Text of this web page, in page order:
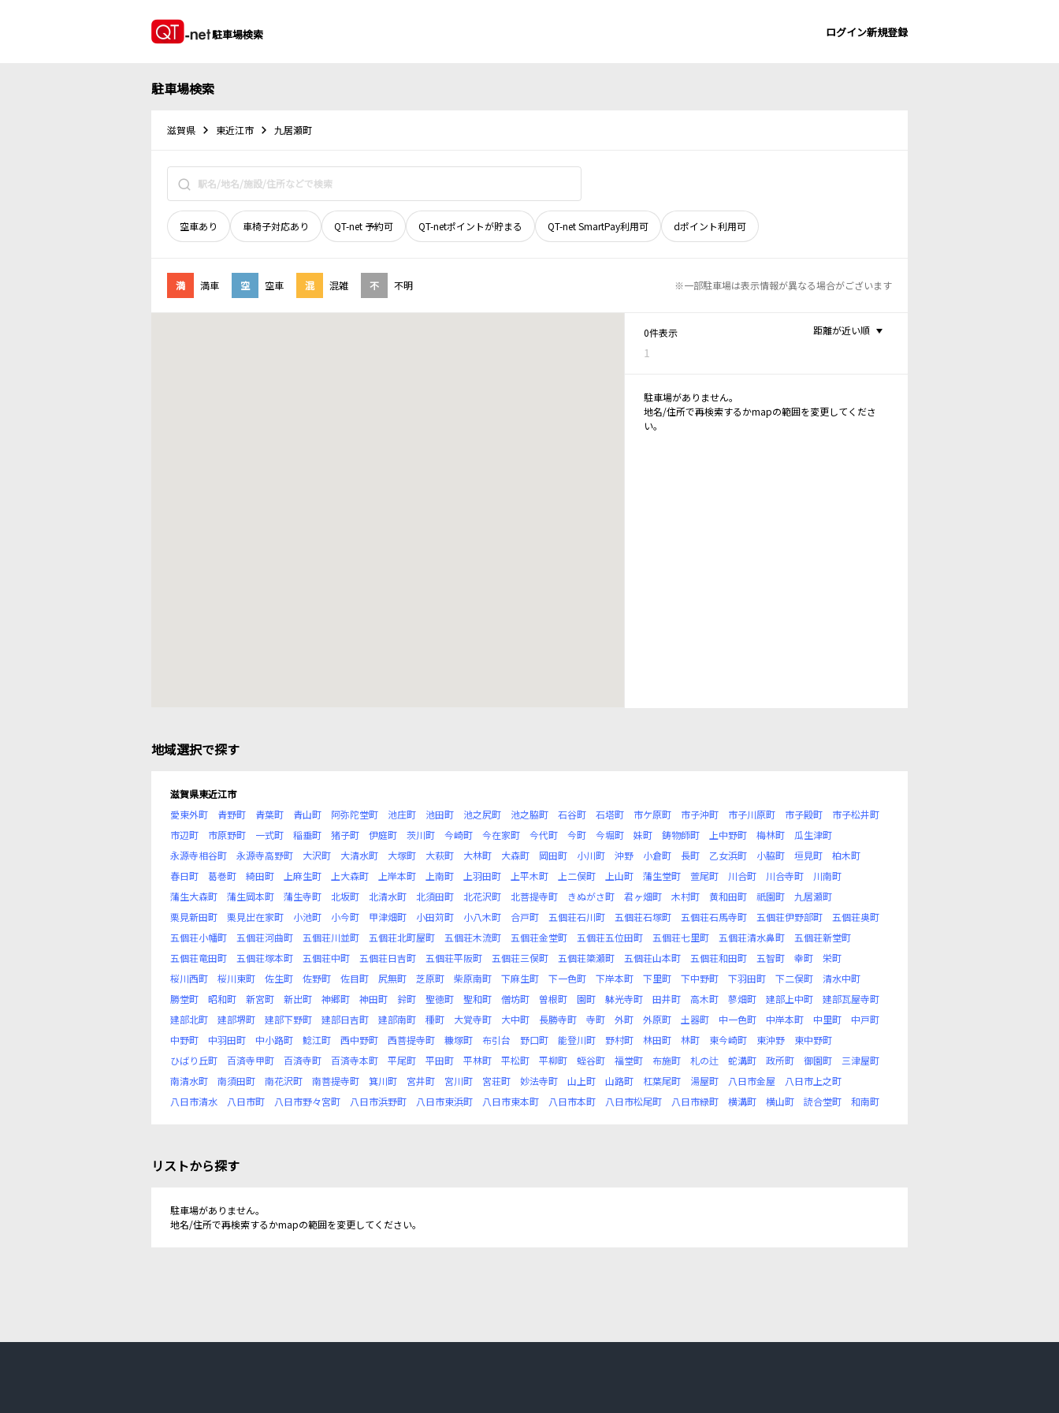
駐車場検索 ログイン新規登録
駐車場検索
滋賀県 東近江市 九居瀬町
空車あり 車椅子対応あり QT-net 予約可 QT-netポイントが貯まる QT-net SmartPay利用可 dポイント利用可
満 満車 空 空車 混 混雑 不 不明 ※一部駐車場は表示情報が異なる場合がございます
0件表示
1
距離が近い順
駐車場がありません。
地名/住所で再検索するかmapの範囲を変更してくださ
い。
地域選択で探す
滋賀県東近江市
愛東外町
青野町 青葉町 青山町 阿弥陀堂町 池庄町 池田町 池之尻町 池之脇町 石谷町 石塔町 市ケ原町 市子沖町 市子川原町 市子殿町
市子松井町
市辺町
市原野町 一式町 稲垂町 猪子町 伊庭町 茨川町 今崎町 今在家町 今代町 今町 今堀町 妹町 鋳物師町 上中野町 梅林町
瓜生津町
永源寺相谷町
永源寺高野町 大沢町 大清水町 大塚町 大萩町 大林町 大森町 岡田町 小川町 沖野 小倉町 長町 乙女浜町 小脇町 垣見町
柏木町
春日町
葛巻町 綺田町 上麻生町 上大森町 上岸本町 上南町 上羽田町 上平木町 上二俣町 上山町 蒲生堂町 萱尾町 川合町 川合寺町
川南町
蒲生大森町
蒲生岡本町 蒲生寺町 北坂町 北清水町 北須田町 北花沢町 北菩提寺町 きぬがさ町 君ヶ畑町 木村町 黄和田町 祇園町
九居瀬町
栗見新田町
栗見出在家町 小池町 小今町 甲津畑町 小田苅町 小八木町 合戸町 五個荘石川町 五個荘石塚町 五個荘石馬寺町 五個荘伊野部町
五個荘奥町
五個荘小幡町
五個荘河曲町 五個荘川並町 五個荘北町屋町 五個荘木流町 五個荘金堂町 五個荘五位田町 五個荘七里町 五個荘清水鼻町
五個荘新堂町
五個荘竜田町
五個荘塚本町 五個荘中町 五個荘日吉町 五個荘平阪町 五個荘三俣町 五個荘簗瀬町 五個荘山本町 五個荘和田町 五智町 幸町
栄町
桜川西町
桜川東町 佐生町 佐野町 佐目町 尻無町 芝原町 柴原南町 下麻生町 下一色町 下岸本町 下里町 下中野町 下羽田町 下二俣町
清水中町
勝堂町
昭和町 新宮町 新出町 神郷町 神田町 鈴町 聖徳町 聖和町 僧坊町 曽根町 園町 躰光寺町 田井町 高木町 蓼畑町 建部上中町
建部瓦屋寺町
建部北町
建部堺町 建部下野町 建部日吉町 建部南町 種町 大覚寺町 大中町 長勝寺町 寺町 外町 外原町 土器町 中一色町 中岸本町 中里町
中戸町
中野町
中羽田町 中小路町 鯰江町 西中野町 西菩提寺町 糠塚町 布引台 野口町 能登川町 野村町 林田町 林町 東今崎町 東沖野
東中野町
ひばり丘町
百済寺甲町 百済寺町 百済寺本町 平尾町 平田町 平林町 平松町 平柳町 蛭谷町 福堂町 布施町 札の辻 蛇溝町 政所町 御園町
三津屋町
南清水町
南須田町 南花沢町 南菩提寺町 箕川町 宮井町 宮川町 宮荘町 妙法寺町 山上町 山路町 杠葉尾町 湯屋町 八日市金屋
八日市上之町
八日市清水
八日市町 八日市野々宮町 八日市浜野町 八日市東浜町 八日市東本町 八日市本町 八日市松尾町 八日市緑町 横溝町 横山町 読合堂町 和南町
リストから探す
駐車場がありません。
地名/住所で再検索するかmapの範囲を変更してください。